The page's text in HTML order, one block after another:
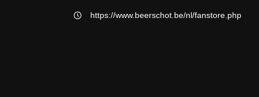
https://www.beerschot.be/nl/fanstore.php